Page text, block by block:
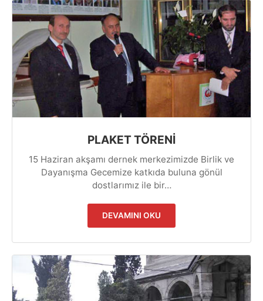
PLAKET TÖRENİ
15 Haziran akşamı dernek merkezimizde Birlik ve
Dayanışma Gecemize katkıda buluna gönül
dostlarımız ile bir…
DEVAMINI OKU